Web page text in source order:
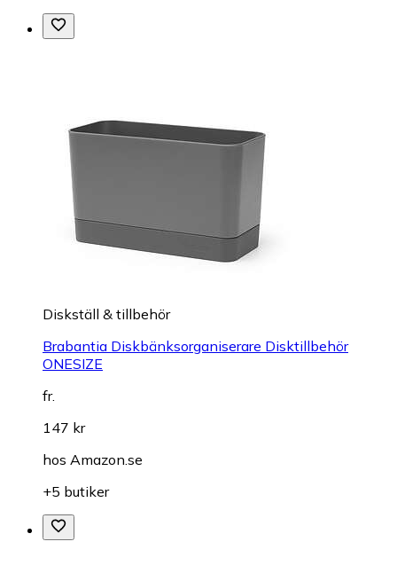
Diskställ & tillbehör
Brabantia Diskbänksorganiserare Disktillbehör
ONESIZE
fr.
147 kr
hos Amazon.se
+5 butiker